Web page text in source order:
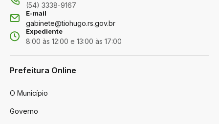
(54) 3338-9167
E-mail
gabinete@tiohugo.rs.gov.br
Expediente
8:00 às 12:00 e 13:00 às 17:00
Prefeitura Online
O Município
Governo